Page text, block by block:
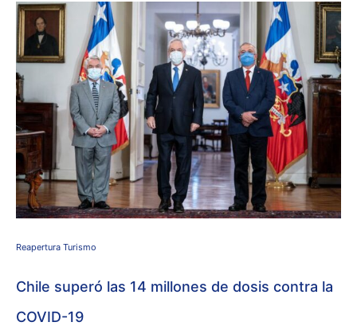
Reapertura Turismo
Chile superó las 14 millones de dosis contra la
COVID-19